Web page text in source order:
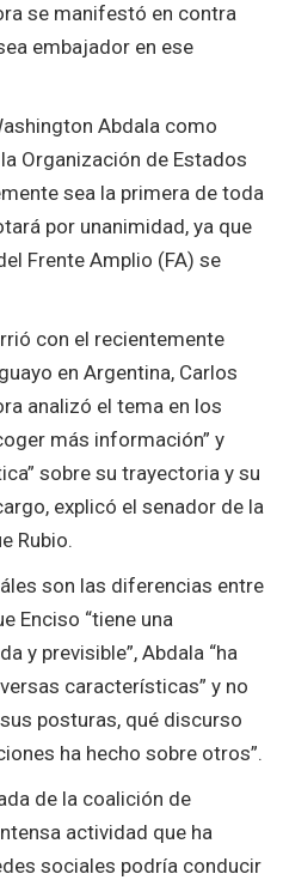
se manifestó en contra
embajador en ese
Abdala como
Organización de Estados
sea la primera de toda
por unanimidad, ya que
Frente Amplio (FA) se
con el recientemente
en Argentina, Carlos
analizó el tema en los
más información” y
sobre su trayectoria y su
explicó el senador de la
Rubio.
son las diferencias entre
Enciso “tiene una
y previsible”, Abdala “ha
características” y no
posturas, qué discurso
ha hecho sobre otros”.
de la coalición de
actividad que ha
sociales podría conducir